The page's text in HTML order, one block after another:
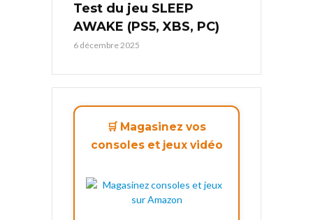
Test du jeu SLEEP
AWAKE (PS5, XBS, PC)
6 décembre 2025
🛒 Magasinez vos
consoles et jeux vidéo